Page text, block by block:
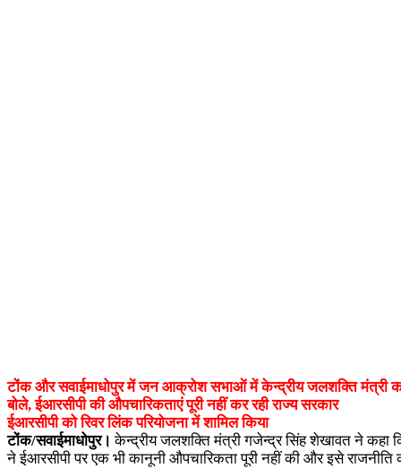
टोंक और सवाईमाधोपुर में जन आक्रोश सभाओं में केन्द्रीय जलशक्ति मंत्री
बोले, ईआरसीपी की औपचारिकताएं पूरी नहीं कर रही राज्य सरकार
ईआरसीपी को रिवर लिंक परियोजना में शामिल किया
टोंक/सवाईमाधोपुर। केन्द्रीय जलशक्ति मंत्री गजेन्द्र सिंह शेखावत ने कहा
ने ईआरसीपी पर एक भी कानूनी औपचारिकता पूरी नहीं की और इसे